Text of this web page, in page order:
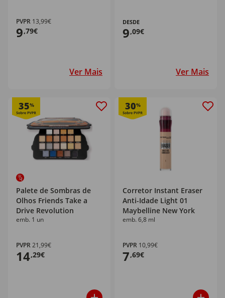
PVPR 13,99€
9,79€
Ver Mais
DESDE
9,09€
Ver Mais
35%
Palete de Sombras de
Olhos Friends Take a
Drive Revolution
emb. 1 un
PVPR21,99€
14,29€
30%
Corretor Instant Eraser
Anti-Idade Light 01
Maybelline New York
emb. 6,8 ml
PVPR 10,99€
7,69€